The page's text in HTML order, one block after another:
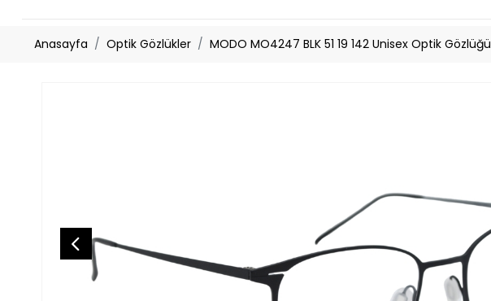
Anasayfa Optik Gözlükler MODO MO4247 BLK 51 19 142 Unisex Optik Gözlüğü